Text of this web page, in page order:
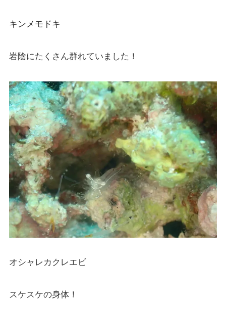
キンメモドキ
岩陰にたくさん群れていました！
オシャレカクレエビ
スケスケの身体！